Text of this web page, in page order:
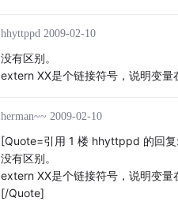
hhyttppd 2009-02-10
没有区别。
extern XX是个链接符号，说明变量
herman~~ 2009-02-10
[Quote=引用 1 楼 hhyttppd 的回
没有区别。
extern XX是个链接符号，说明变量
[/Quote]